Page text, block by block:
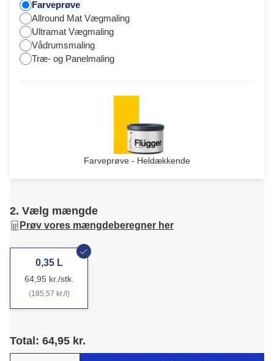
Farveprøve
Allround Mat Vægmaling
Ultramat Vægmaling
Vådrumsmaling
Træ- og Panelmaling
Farveprøve - Heldækkende
2. Vælg mængde
Prøv vores mængdeberegner her
0,35 L
64,95 kr./stk.
(185,57 kr./l)
Total: 64,95 kr.